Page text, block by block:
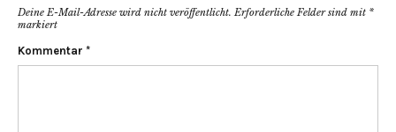
Deine E-Mail-Adresse wird nicht veröffentlicht. Erforderliche Felder sind mit *
markiert
Kommentar *